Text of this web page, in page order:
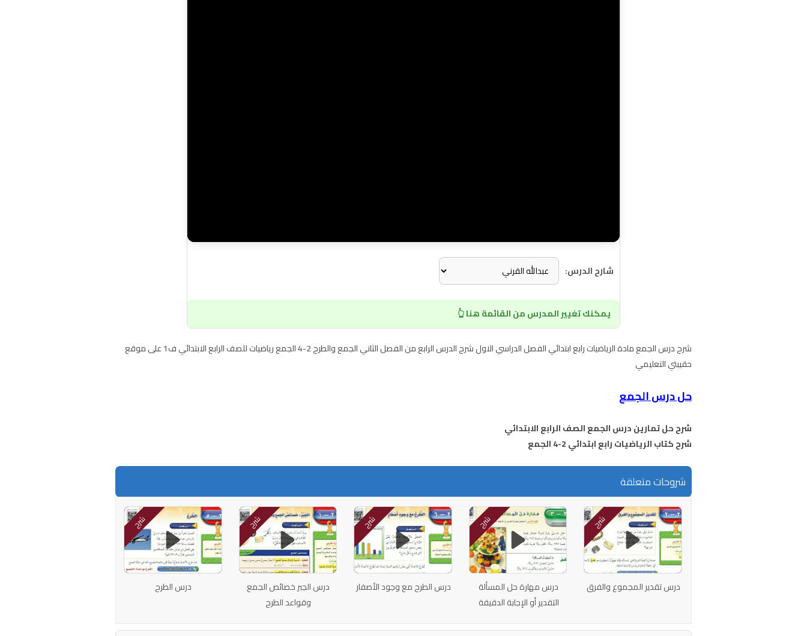
شارح الدرس:
يمكنك تغيير المدرس من القائمة هنا 👆
شرح درس الجمع مادة الرياضيات رابع ابتدائي الفصل الدراسي الاول شرح الدرس الرابع من الفصل الثاني الجمع والطرح 2-4 الجمع رياضيات للصف الرابع الابتدائي ف1 على موقع
حقيبتي التعليمي
حل درس الجمع
شرح حل تمارين درس الجمع الصف الرابع الابتدائي
شرح كتاب الرياضيات رابع ابتدائي 2-4 الجمع
شروحات متعلقة
شرح
درس تقدير المجموع والفرق
شرح
درس مهارة حل المسألة
التقدير أو الإجابة الدقيقة
شرح
درس الطرح مع وجود الأصفار
شرح
درس الجبر خصائص الجمع
وقواعد الطرح
شرح
درس الطرح